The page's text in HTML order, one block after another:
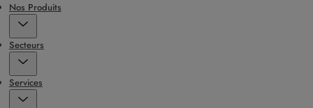
Nos Produits
Secteurs
Services